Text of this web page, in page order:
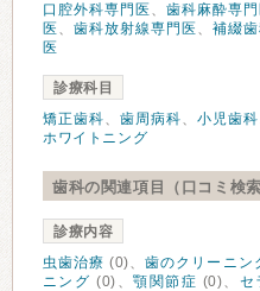
口腔外科専門医 、 歯科麻酔専門
医 、 歯科放射線専門医 、 補綴
医
診療科目
矯正歯科、 歯周病科、 小児歯科
ホワイトニング
歯科の関連項目（口コミ検索
診療内容
虫歯治療 (0)、歯のクリーニン
ニング (0)、顎関節症 (0)、 セ